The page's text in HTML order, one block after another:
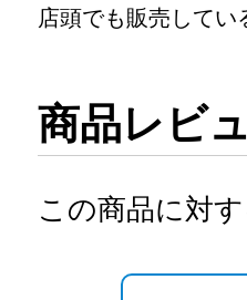
店頭でも販売して
商品レビ
この商品に対